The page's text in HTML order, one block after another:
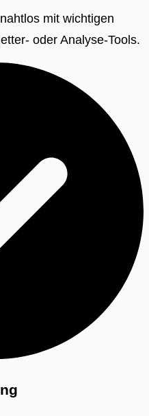
mit wichtigen
oder Analyse-Tools.